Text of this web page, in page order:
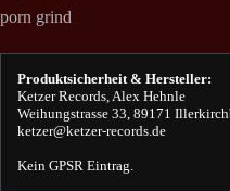
porn grind
Produktsicherheit & Hersteller:
Ketzer Records, Alex Hehnle
Weihungstrasse 33, 89171
ketzer@ketzer-records.de
Kein GPSR Eintrag.